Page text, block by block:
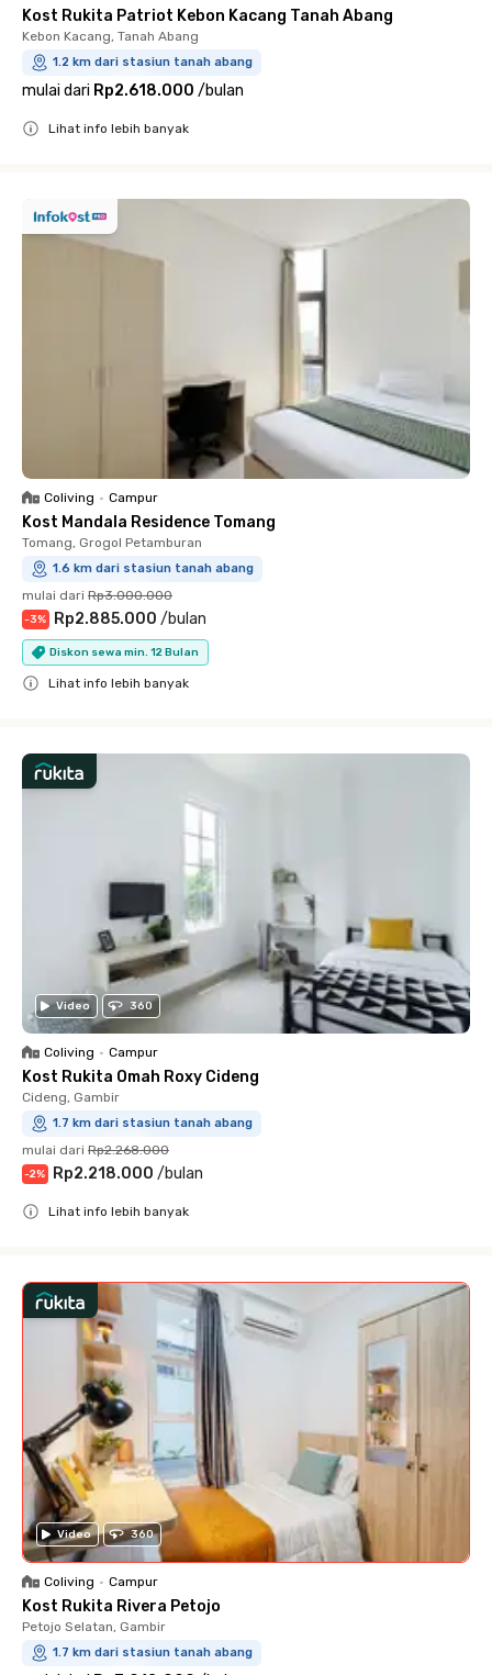
Kost Rukita Patriot Kebon Kacang Tanah Abang
Kebon Kacang, Tanah Abang
1.2 km dari stasiun tanah abang
mulai dari Rp2.618.000 /bulan
Lihat info lebih banyak
Coliving • Campur
Kost Mandala Residence Tomang
Tomang, Grogol Petamburan
1.6 km dari stasiun tanah abang
mulai dari Rp3.000.000
-3% Rp2.885.000 /bulan
Diskon sewa min. 12 Bulan
Lihat info lebih banyak
Video 360
Coliving • Campur
Kost Rukita Omah Roxy Cideng
Cideng, Gambir
1.7 km dari stasiun tanah abang
mulai dari Rp2.268.000
-2% Rp2.218.000 /bulan
Lihat info lebih banyak
Video 360
Coliving • Campur
Kost Rukita Rivera Petojo
Petojo Selatan, Gambir
1.7 km dari stasiun tanah abang